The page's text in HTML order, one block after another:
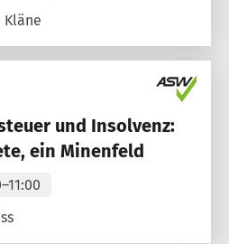
Kläne
und Insolvenz:
ein Minenfeld